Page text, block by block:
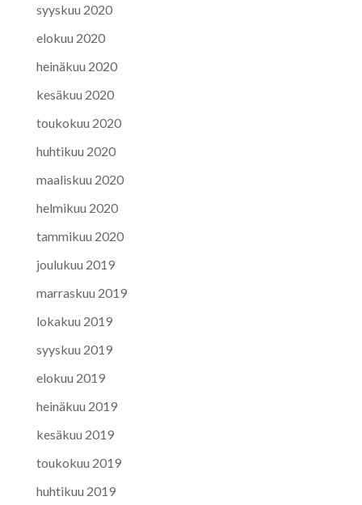
syyskuu 2020
elokuu 2020
heinäkuu 2020
kesäkuu 2020
toukokuu 2020
huhtikuu 2020
maaliskuu 2020
helmikuu 2020
tammikuu 2020
joulukuu 2019
marraskuu 2019
lokakuu 2019
syyskuu 2019
elokuu 2019
heinäkuu 2019
kesäkuu 2019
toukokuu 2019
huhtikuu 2019